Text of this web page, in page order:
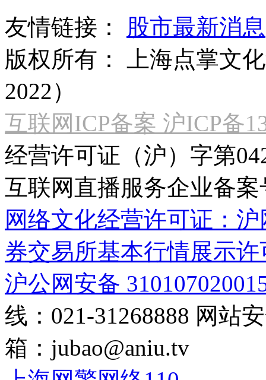
友情链接：
股市最新消息
版权所有：
上海点掌文
2022）
互联网ICP备案 沪ICP备
经营许可证（沪）字第
互联网直播服务企业备案
网络文化经营许可证：
券交易所基本行情展示许
沪公网安备
线：021-31268888 网站
箱： jubao@aniu.tv